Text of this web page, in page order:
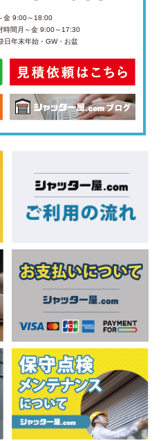
金 9:00～18:00
時間 月～金 9:00～17:30
日年末年始・GW・お盆